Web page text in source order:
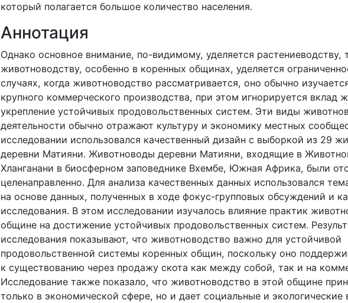
который полагается большое количество населения.
Аннотация
Однако основное внимание, по-видимому, уделяется растениеводству,
животноводству, особенно в коренных общинах, уделяется
случаях, когда животноводство рассматривается, оно обычно
крупного коммерческого производства, при этом игнорируется вклад
укрепление устойчивых продовольственных систем. Эти виды
деятельности обычно отражают культуру и экономику местных
исследовании использовался качественный дизайн с выборкой из 29
деревни Матияни. Животноводы деревни Матияни, входящие в
Хланганани в биосферном заповеднике Вхембе, Южная Африка, были
целенаправленно. Для анализа качественных данных использовался
на основе данных, полученных в ходе фокус-групповых обсуждений и
исследования. В этом исследовании изучалось влияние практик
общине на достижение устойчивых продовольственных систем.
исследования показывают, что животноводство важно для устойчивой
продовольственной системы коренных общин, поскольку оно
к существованию через продажу скота как между собой, так и на
Исследование также показало, что животноводство в этой общине
только в экономической сфере, но и дает социальные и экологические